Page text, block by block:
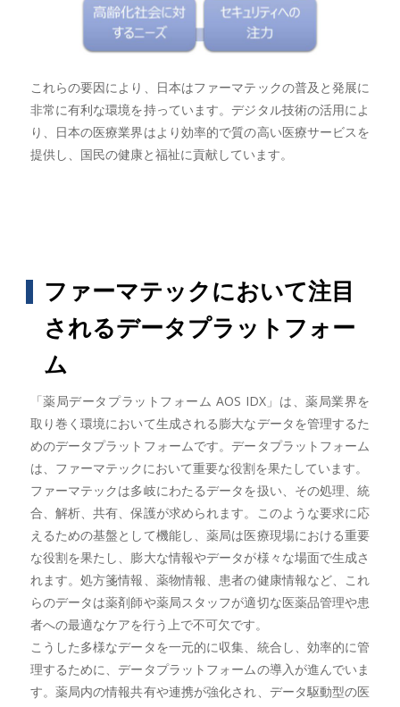
これらの要因により、日本はファーマテックの普及と発展に
非常に有利な環境を持っています。デジタル技術の活用によ
り、日本の医療業界はより効率的で質の高い医療サービスを
提供し、国民の健康と福祉に貢献しています。
ファーマテックにおいて注目
されるデータプラットフォー
ム
「薬局データプラットフォーム AOS IDX」は、薬局業界を
取り巻く環境において生成される膨大なデータを管理するた
めのデータプラットフォームです。データプラットフォーム
は、ファーマテックにおいて重要な役割を果たしています。
ファーマテックは多岐にわたるデータを扱い、その処理、統
合、解析、共有、保護が求められます。このような要求に応
えるための基盤として機能し、薬局は医療現場における重要
な役割を果たし、膨大な情報やデータが様々な場面で生成さ
れます。処方箋情報、薬物情報、患者の健康情報など、これ
らのデータは薬剤師や薬局スタッフが適切な医薬品管理や患
者への最適なケアを行う上で不可欠です。
こうした多様なデータを一元的に収集、統合し、効率的に管
理するために、データプラットフォームの導入が進んでいま
す。薬局内の情報共有や連携が強化され、データ駆動型の医